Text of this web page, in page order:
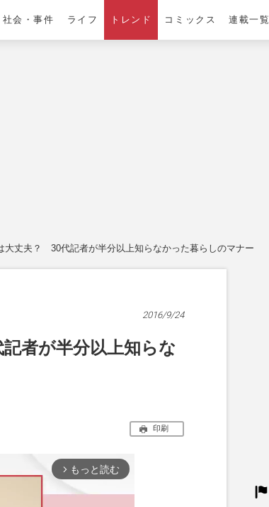
社会・事件 ライフ トレンド コミックス 連載一覧
大丈夫？ 30代記者が半分以上知らなかった暮らしのマナー
2016/9/24
者が半分以上知らな
印刷
arrow_forward_ios もっと読む